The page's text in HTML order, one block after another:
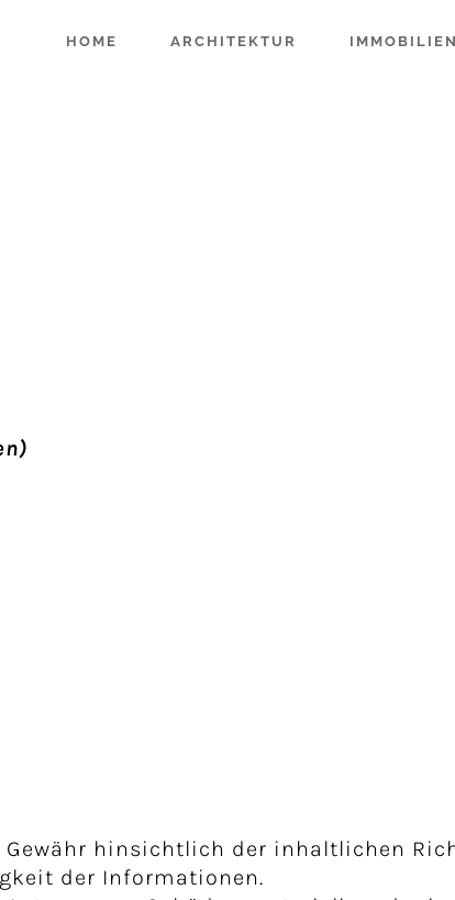
HOME ARCHITEKTUR IMMOBILIEN
hinsichtlich der inhaltlichen
der Informationen.